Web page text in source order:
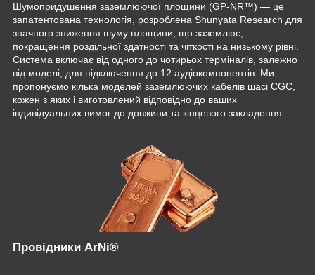
Шумопридушення заземлюючої площини (GP-NR™) — це
запатентована технологія, розроблена Shunyata Research для
значного зниження шуму площини, що заземлює;
покращення роздільної здатності та чіткості на низькому рівні.
Система включає від одного до чотирьох терміналів, залежно
від моделі, для підключення до 12 аудіокомпонентів. Ми
пропонуємо кілька моделей заземлюючих кабелів шасі CGC,
кожен з яких і виготовлений відповідно до ваших
індивідуальних вимог до довжини та кінцевого закладення.
Провідники ArNi®